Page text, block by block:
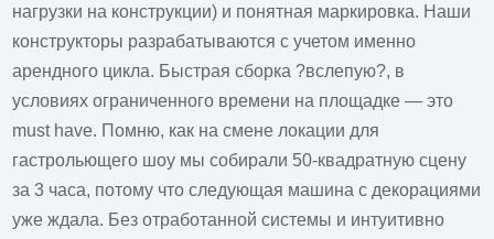
нагрузки на конструкции) и понятная маркировка. Наши
конструкторы разрабатываются с учетом именно
арендного цикла. Быстрая сборка ?вслепую?, в
условиях ограниченного времени на площадке — это
must have. Помню, как на смене локации для
гастрольющего шоу мы собирали 50-квадратную сцену
за 3 часа, потому что следующая машина с декорациями
уже ждала. Без отработанной системы и интуитивно